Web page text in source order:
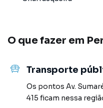
estando na cidade e com
criamos soluções
imobiliário.
O que fazer em
Transporte
Os pontos Av.
415 ficam nessa